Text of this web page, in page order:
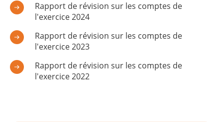
Rapport de révision sur les comptes de
l'exercice 2024
Rapport de révision sur les comptes de
l'exercice 2023
Rapport de révision sur les comptes de
l'exercice 2022